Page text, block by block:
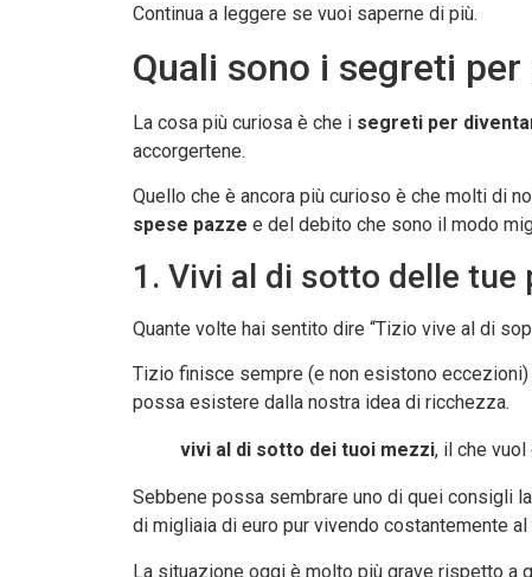
Continua a leggere se vuoi saperne di più.
Quali sono i segreti
La cosa più curiosa è che i segreti per
accorgertene.
Quello che è ancora più curioso è che molti di
spese pazze e del debito che sono il modo
1. Vivi al di sotto delle tue
Quante volte hai sentito dire “Tizio vive al di
Tizio finisce sempre (e non esistono
possa esistere dalla nostra idea di ricchezza.
vivi al di sotto dei tuoi mezzi, il che
Sebbene possa sembrare uno di quei consigli
di migliaia di euro pur vivendo costantemente
La situazione oggi è molto più grave rispetto a